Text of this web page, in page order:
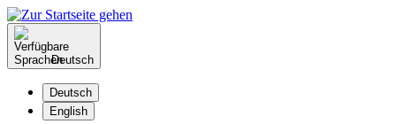
Deutsch
Deutsch
English